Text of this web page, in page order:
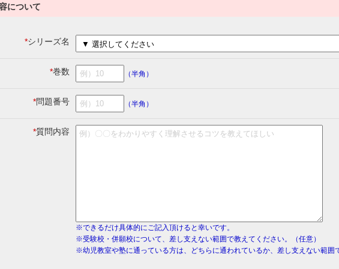
について
*シリーズ名
*巻数 （半角）
*問題番号 （半角）
*質問内容
※できるだけ具体的にご記入頂けると幸いです。
※受験校・併願校について、差し支えない範囲で教えてください。（任意）
※幼児教室や塾に通っている方は、どちらに通われているか、差し支えない範囲